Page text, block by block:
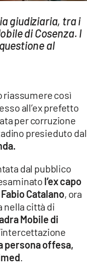
giudiziaria, tra i
di Cosenza. I
al
riassumere così
all’ex prefetto
per corruzione
presieduto dal
dal pubblico
l’ex capo
Catalano, ora
nella città di
Mobile di
persona offesa,